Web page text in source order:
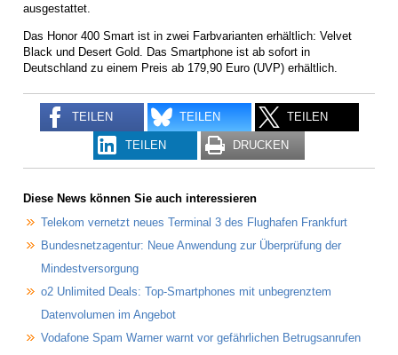
ausgestattet.
Das Honor 400 Smart ist in zwei Farbvarianten erhältlich: Velvet
Black und Desert Gold. Das Smartphone ist ab sofort in
Deutschland zu einem Preis ab 179,90 Euro (UVP) erhältlich.
TEILEN TEILEN TEILEN
TEILEN DRUCKEN
Diese News können Sie auch interessieren
Telekom vernetzt neues Terminal 3 des Flughafen Frankfurt
Bundesnetzagentur: Neue Anwendung zur Überprüfung der
Mindestversorgung
o2 Unlimited Deals: Top-Smartphones mit unbegrenztem
Datenvolumen im Angebot
Vodafone Spam Warner warnt vor gefährlichen Betrugsanrufen